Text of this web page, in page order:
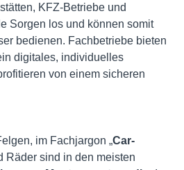
KFZ-Betriebe und
Sorgen los und können somit
bedienen. Fachbetriebe bieten
digitales, individuelles
von einem sicheren
im Fachjargon „Car-
Räder sind in den meisten